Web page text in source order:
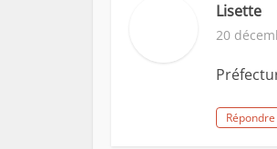
Lisette
20
Répondre